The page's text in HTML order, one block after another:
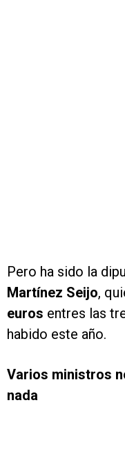
Pero ha sido la
Martínez Seijo,
euros entres las
habido este año.
Varios ministros
nada